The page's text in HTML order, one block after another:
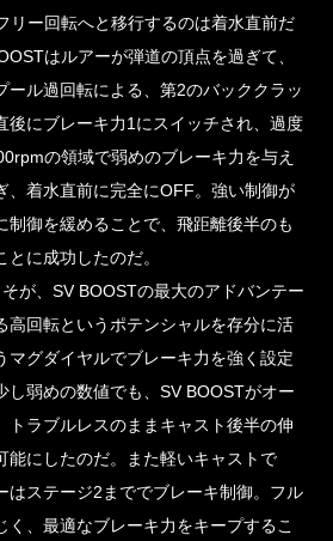
リー回転へと移行するのは着水直前だ
はルアーが弾道の頂点を過ぎて、
ール過回転による、第2のバッククラッ
後にブレーキ力1にスイッチされ、過度
の領域で弱めのブレーキ力を与え
、着水直前に完全にOFF。強い制御が
制御を緩めることで、飛距離後半のも
に成功したのだ。
が、SV BOOSTの最大のアドバンテー
高回転というポテンシャルを存分に活
マグダイヤルでブレーキ力を強く設定
し弱めの数値でも、SV BOOSTがオー
トラブルレスのままキャスト後半の伸
能にしたのだ。また軽いキャストで
はステージ2まででブレーキ制御。フル
く、最適なブレーキ力をキープするこ